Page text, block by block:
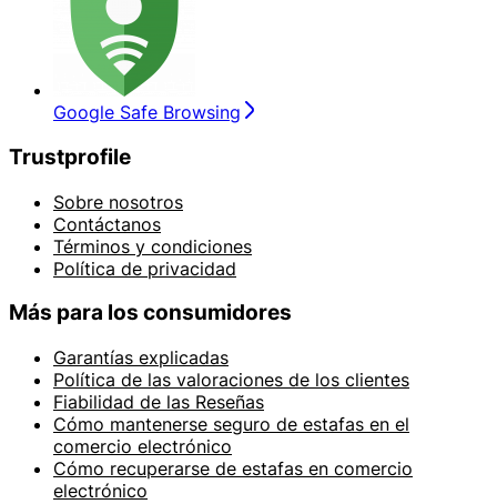
Google Safe Browsing
Trustprofile
Sobre nosotros
Contáctanos
Términos y condiciones
Política de privacidad
Más para los consumidores
Garantías explicadas
Política de las valoraciones de los clientes
Fiabilidad de las Reseñas
Cómo mantenerse seguro de estafas en el
comercio electrónico
Cómo recuperarse de estafas en comercio
electrónico